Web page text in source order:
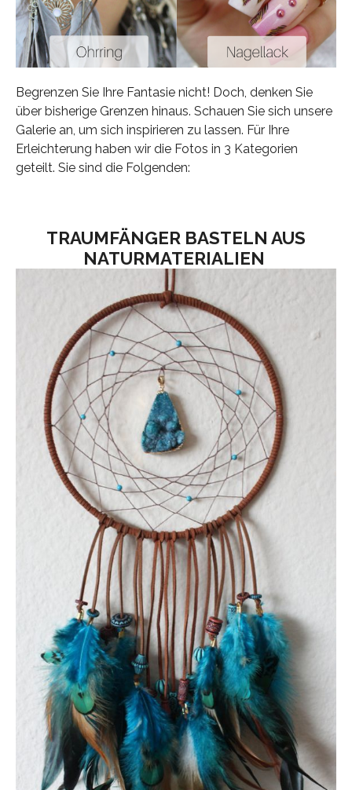
Begrenzen Sie Ihre Fantasie nicht! Doch, denken Sie
über bisherige Grenzen hinaus. Schauen Sie sich unsere
Galerie an, um sich inspirieren zu lassen. Für Ihre
Erleichterung haben wir die Fotos in 3 Kategorien
geteilt. Sie sind die Folgenden:
TRAUMFÄNGER BASTELN AUS
NATURMATERIALIEN